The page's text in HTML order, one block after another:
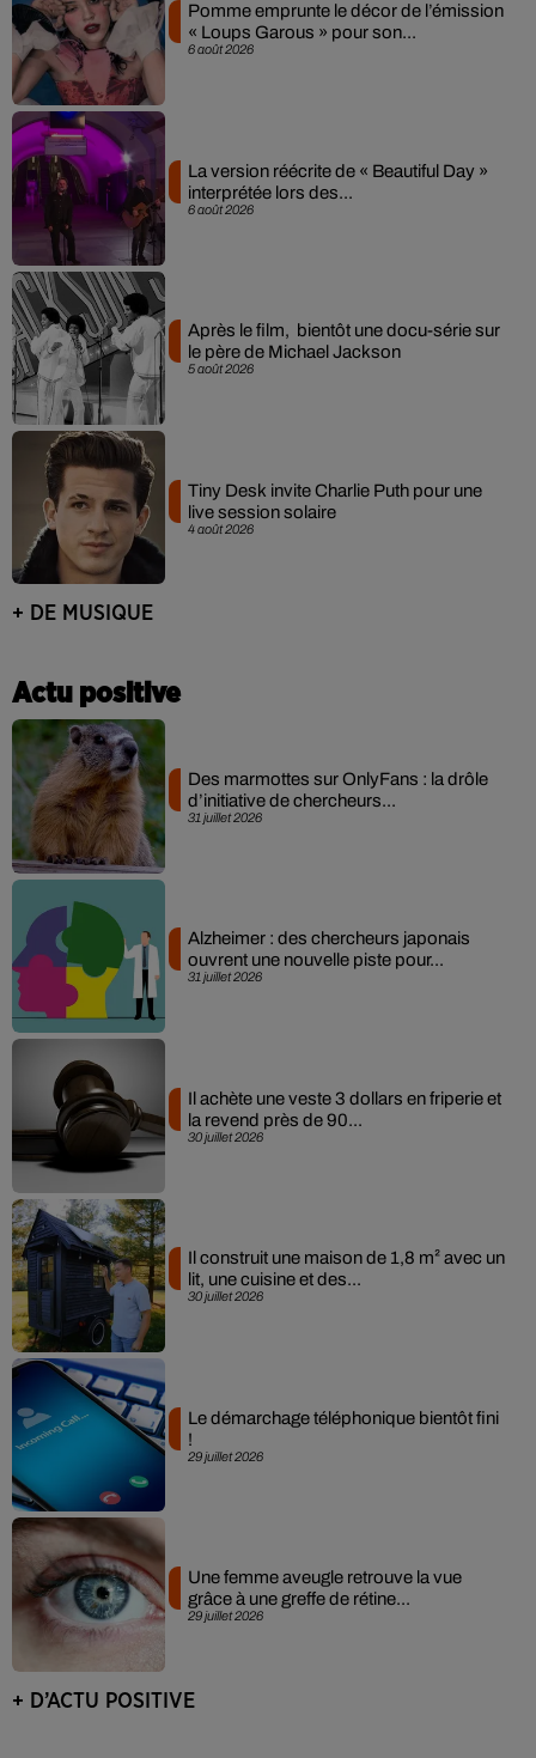
6 août 2026
Pomme emprunte le décor de l’émission
« Loups Garous » pour son...
6 août 2026
La version réécrite de « Beautiful Day »
interprétée lors des...
5 août 2026
Après le film, bientôt une docu-série sur
le père de Michael Jackson
4 août 2026
Tiny Desk invite Charlie Puth pour une
live session solaire
+ DE MUSIQUE
Actu positive
31 juillet 2026
Des marmottes sur OnlyFans : la drôle
d’initiative de chercheurs...
31 juillet 2026
Alzheimer : des chercheurs japonais
ouvrent une nouvelle piste pour...
30 juillet 2026
Il achète une veste 3 dollars en friperie et
la revend près de 90...
30 juillet 2026
Il construit une maison de 1,8 m² avec un
lit, une cuisine et des...
29 juillet 2026
Le démarchage téléphonique bientôt fini
!
29 juillet 2026
Une femme aveugle retrouve la vue
grâce à une greffe de rétine...
+ D’ACTU POSITIVE